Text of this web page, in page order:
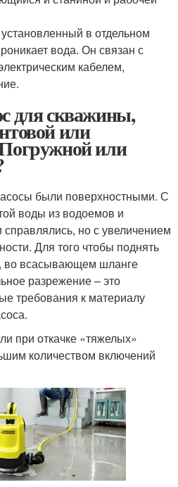
в отдельном
вода. Он связан с
кабелем,
для скважины,
или
или
были поверхностными. С
воды из водоемов и
справлялись, но с увеличением
Для того чтобы поднять
во всасывающем шланге
разрежение – это
требования к материалу
при откачке «тяжелых»
количеством включений